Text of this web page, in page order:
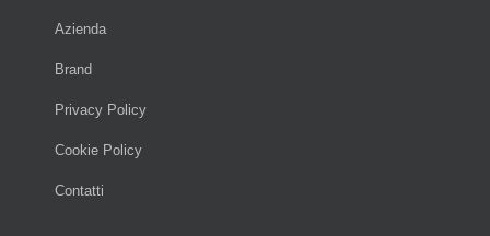
Azienda
Brand
Privacy Policy
Cookie Policy
Contatti